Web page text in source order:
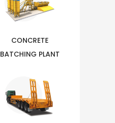
CONCRETE
BATCHING PLANT